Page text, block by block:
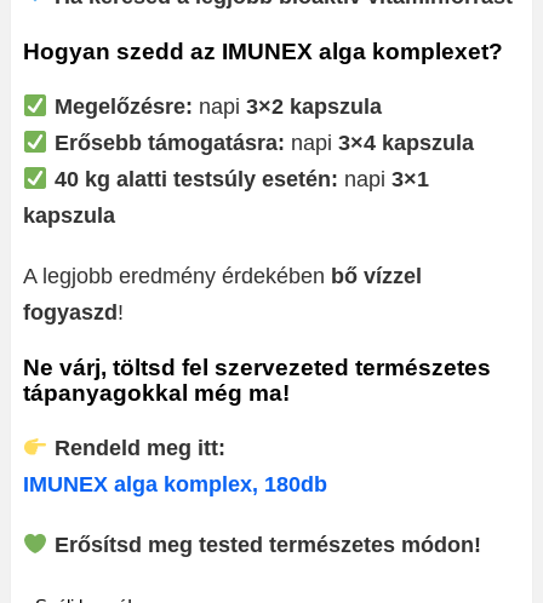
Hogyan szedd az IMUNEX alga komplexet?
Megelőzésre: napi 3×2 kapszula
Erősebb támogatásra: napi 3×4 kapszula
40 kg alatti testsúly esetén: napi 3×1
kapszula
A legjobb eredmény érdekében bő vízzel
fogyaszd !
Ne várj, töltsd fel szervezeted természetes
tápanyagokkal még ma!
Rendeld meg itt:
IMUNEX alga komplex, 180db
Erősítsd meg tested természetes módon!